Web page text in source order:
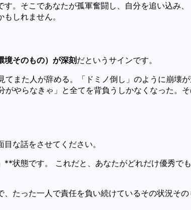
。そこであなたが孤軍奮闘し、自分を追い込み
しれません。
境そのもの）が深刻だというサインです。
また人が辞める。「ドミノ倒し」のように崩壊が
やらなきゃ」と全てを背負うしかなくなった。
な話をさせてください。
状態です。 これだと、あなたがどれだけ優秀で
たった一人で責任を負い続けているその状況そ